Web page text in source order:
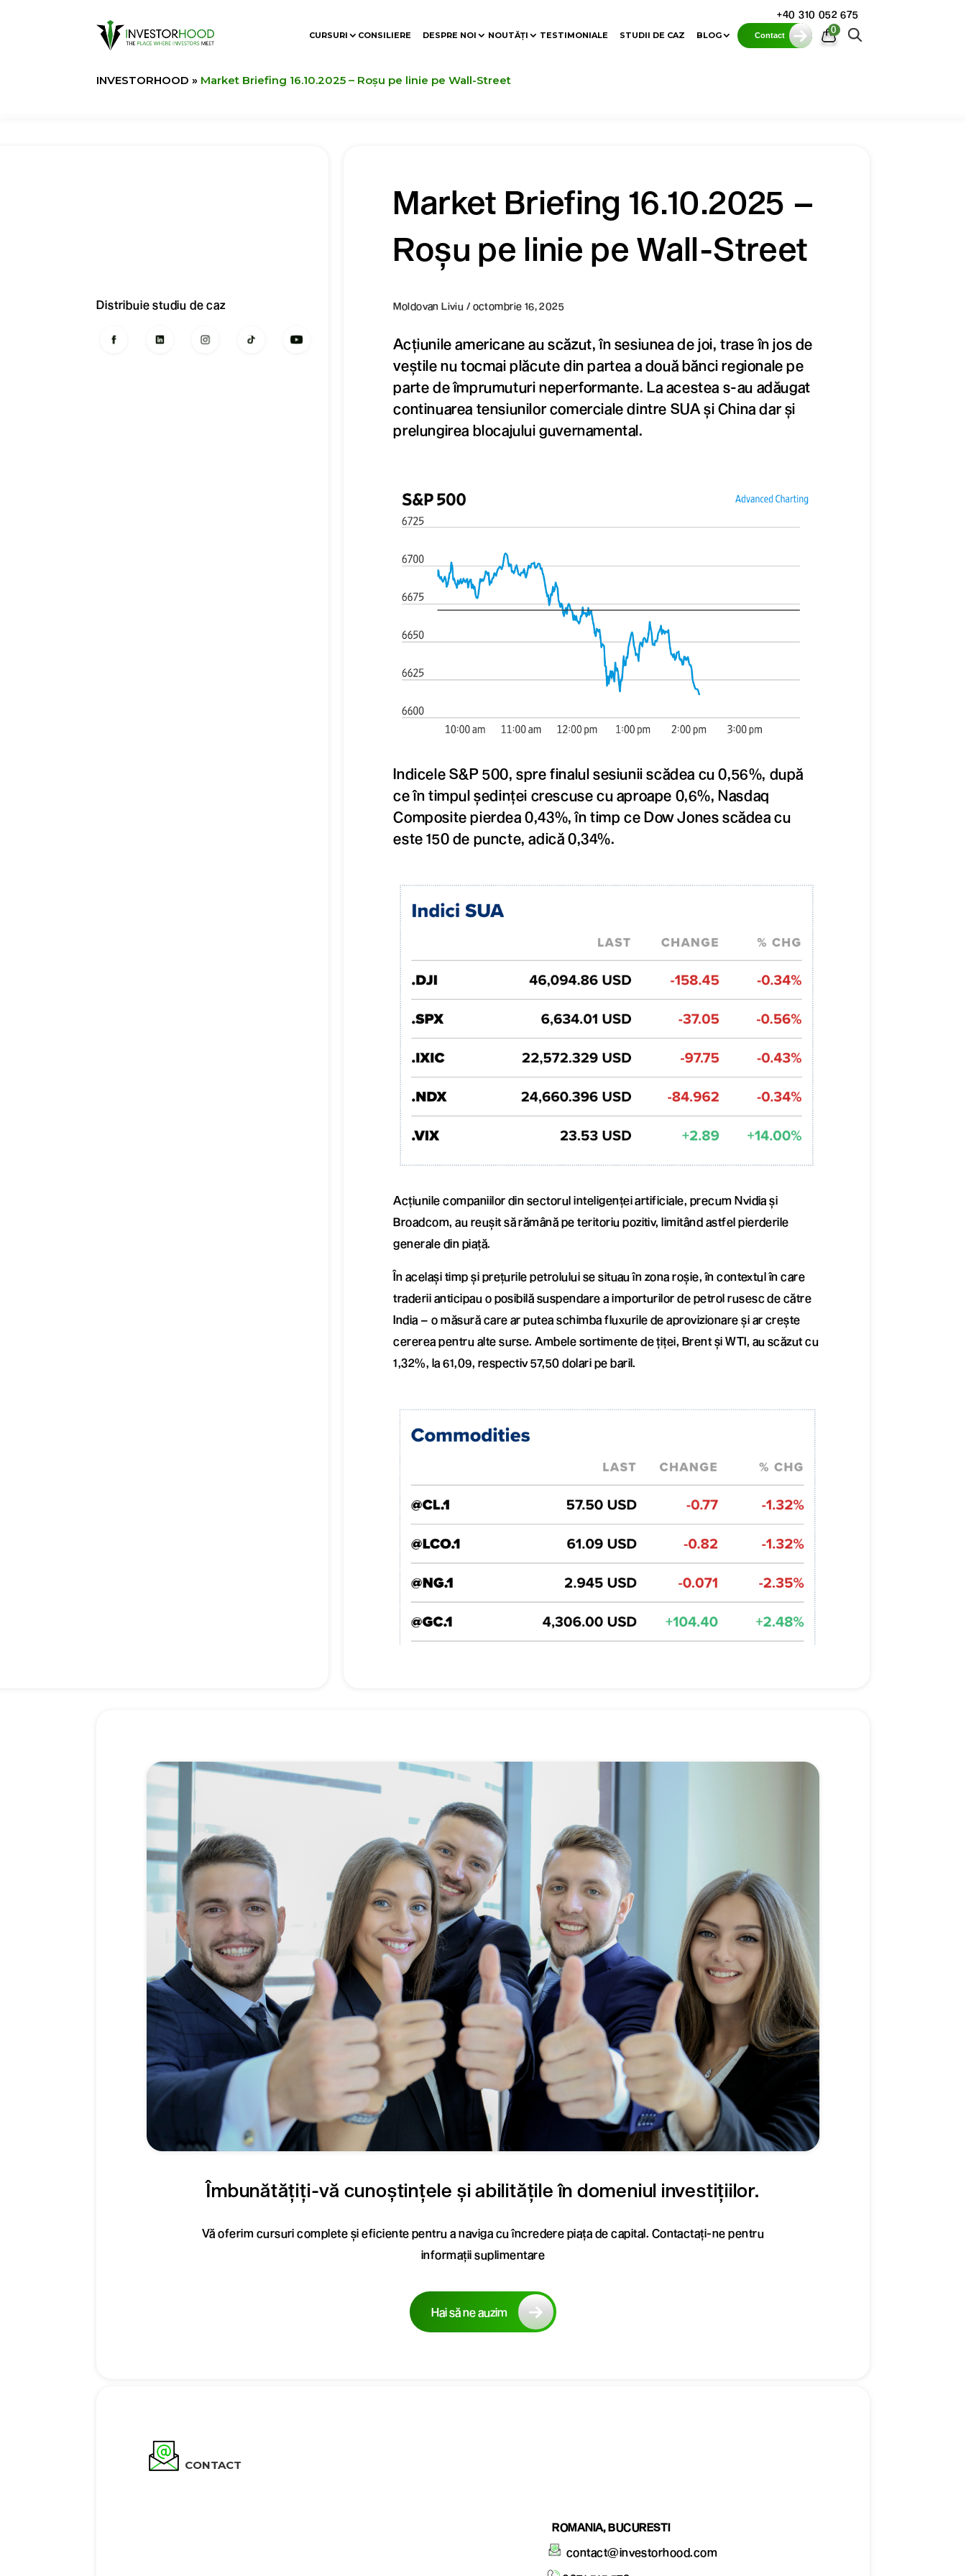
+40 310 052 675
CURSURI CONSILIERE DESPRE NOI NOUTĂȚI TESTIMONIALE STUDII DE CAZ BLOG Contact
0
INVESTORHOOD » Market Briefing 16.10.2025 – Roșu pe linie pe Wall-Street
Distribuie studiu de caz
Market Briefing 16.10.2025 –
Roșu pe linie pe Wall-Street
Moldovan Liviu / octombrie 16, 2025
Acțiunile americane au scăzut, în sesiunea de joi, trase în jos de
veștile nu tocmai plăcute din partea a două bănci regionale pe
parte de împrumuturi neperformante. La acestea s-au adăugat
continuarea tensiunilor comerciale dintre SUA și China dar și
prelungirea blocajului guvernamental.
Indicele S&P 500, spre finalul sesiunii scădea cu 0,56%, după
ce în timpul ședinței crescuse cu aproape 0,6%, Nasdaq
Composite pierdea 0,43%, în timp ce Dow Jones scădea cu
este 150 de puncte, adică 0,34%.
Acțiunile companiilor din sectorul inteligenței artificiale, precum Nvidia și
Broadcom, au reușit să rămână pe teritoriu pozitiv, limitând astfel pierderile
generale din piață.
În același timp și prețurile petrolului se situau în zona roșie, în contextul în care
traderii anticipau o posibilă suspendare a importurilor de petrol rusesc de către
India – o măsură care ar putea schimba fluxurile de aprovizionare și ar crește
cererea pentru alte surse. Ambele sortimente de țiței, Brent și WTI, au scăzut cu
1,32%, la 61,09, respectiv 57,50 dolari pe baril.
Îmbunătățiți-vă cunoștințele și abilitățile în domeniul investițiilor.
Vă oferim cursuri complete și eficiente pentru a naviga cu încredere piața de capital. Contactați-ne pentru
informații suplimentare
Hai să ne auzim
CONTACT
ROMANIA, BUCURESTI
contact@investorhood.com